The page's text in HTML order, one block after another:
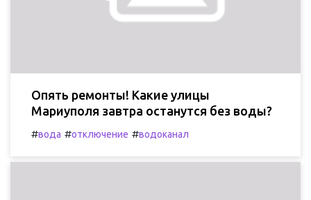
Опять ремонты! Какие улицы
Мариуполя завтра останутся без воды?
#вода #отключение #водоканал